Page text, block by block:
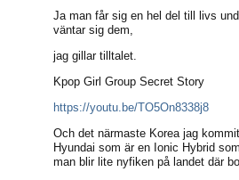
Ja man får sig en hel del till livs
väntar sig dem,
jag gillar tilltalet.
Kpop Girl Group Secret Story
https://youtu.be/TO5On8338j8
Och det närmaste Korea jag
Hyundai som är en Ionic Hybrid
man blir lite nyfiken på landet där